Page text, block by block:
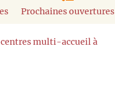
Prochaines ouvertures
centres multi-accueil à